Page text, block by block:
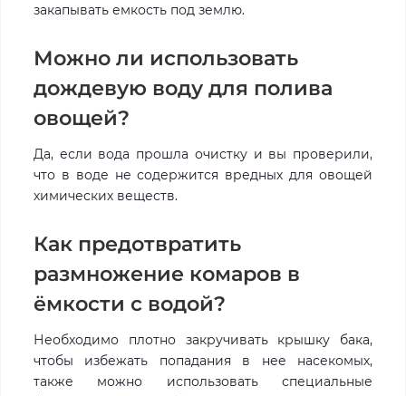
закапывать емкость под землю.
Можно ли использовать
дождевую воду для полива
овощей?
Да, если вода прошла очистку и вы проверили,
что в воде не содержится вредных для овощей
химических веществ.
Как предотвратить
размножение комаров в
ёмкости с водой?
Необходимо плотно закручивать крышку бака,
чтобы избежать попадания в нее насекомых,
также можно использовать специальные